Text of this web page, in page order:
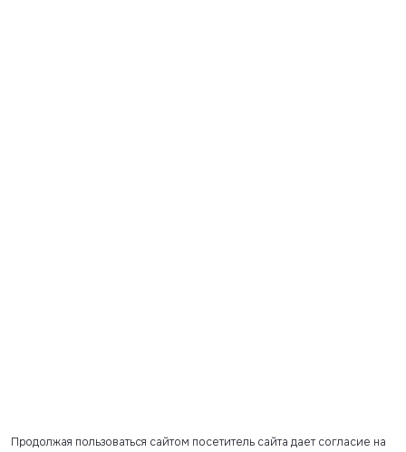
Продолжая пользоваться сайтом посетитель сайта дает согласие на